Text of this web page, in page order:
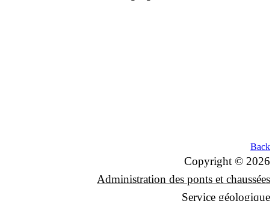
Back
Copyright © 2026
Administration des ponts et chaussées
Service géologique